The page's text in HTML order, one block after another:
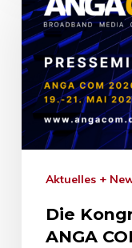
Aktuelles +
Die
ANGA